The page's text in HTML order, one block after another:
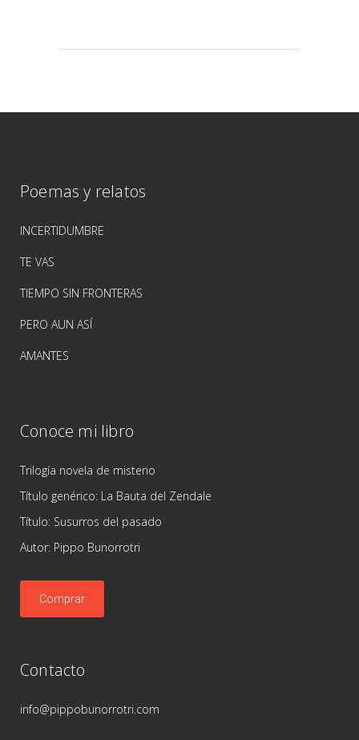
Poemas y relatos
INCERTIDUMBRE
TE VAS
TIEMPO SIN FRONTERAS
PERO AUN ASÍ
AMANTES
Conoce mi libro
Trilogía novela de misterio
Título genérico: La Bauta del Zendale
Título: Susurros del pasado
Autor: Pippo Bunorrotri
Comprar
Contacto
info@pippobunorrotri.com